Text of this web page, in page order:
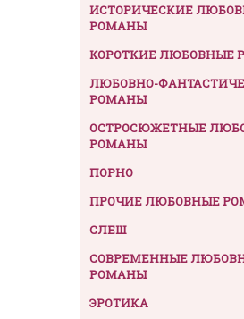
ИСТОРИЧЕСКИЕ
РОМАНЫ
КОРОТКИЕ ЛЮБОВНЫЕ
ЛЮБОВНО-
РОМАНЫ
ОСТРОСЮЖЕТНЫЕ
РОМАНЫ
ПОРНО
ПРОЧИЕ ЛЮБОВНЫЕ
СЛЕШ
СОВРЕМЕННЫЕ
РОМАНЫ
ЭРОТИКА